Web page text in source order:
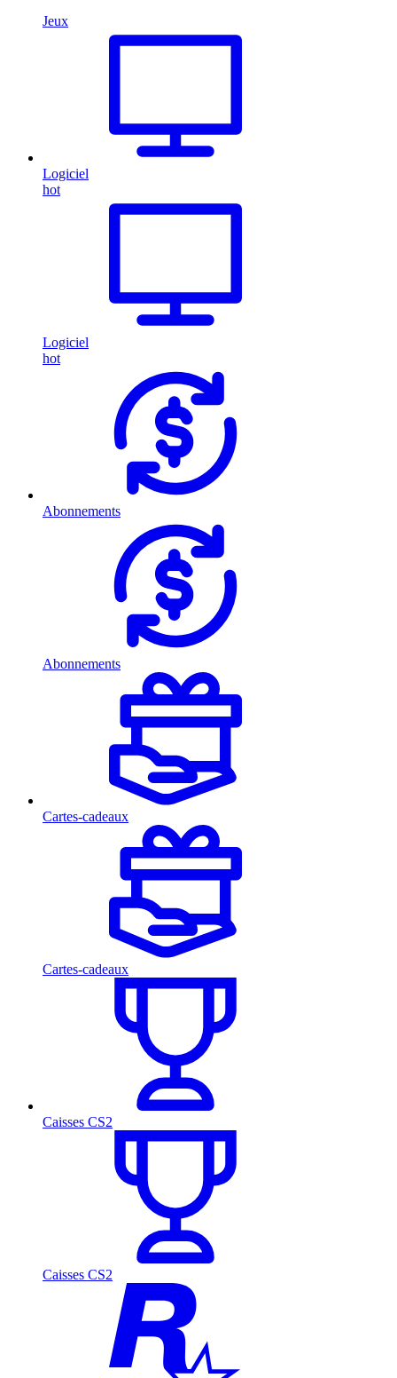
Jeux
Logiciel
hot
Logiciel
hot
Abonnements
Abonnements
Cartes-cadeaux
Cartes-cadeaux
Caisses CS2
Caisses CS2